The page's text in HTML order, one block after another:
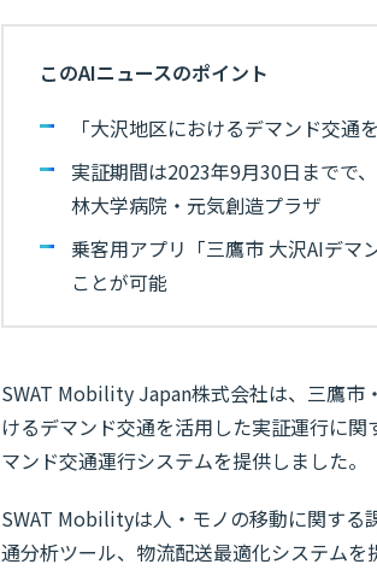
このAIニュースのポイント
「大沢地区におけるデマンド交
実証期間は2023年9月30日までで
林大学病院・元気創造プラザ
乗客用アプリ「三鷹市 大沢AIデマ
ことが可能
SWAT Mobility Japan株式会社は、三鷹市
けるデマンド交通を活用した実証運行に
マンド交通運行システムを提供しました。
SWAT Mobilityは人・モノの移動に関する
通分析ツール、物流配送最適化システム